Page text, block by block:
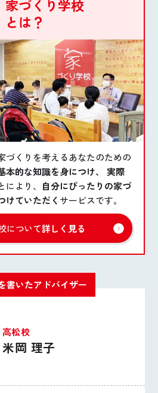
家づくり学校
とは？
づくりを考えるあなたのための
本的な知識を身につけ、 実際
により、 自分にぴったりの家づ
けていただく サービスです。
について詳しく見る
書いたアドバイザー
高松校
米岡 理子